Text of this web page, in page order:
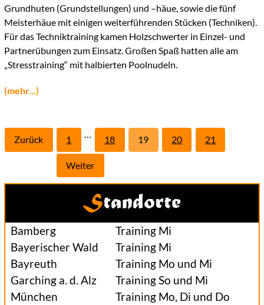
Grundhuten (Grundstellungen) und –häue, sowie die fünf
Meisterhäue mit einigen weiterführenden Stücken (Techniken).
Für das Techniktraining kamen Holzschwerter in Einzel- und
Partnerübungen zum Einsatz. Großen Spaß hatten alle am
„Stresstraining“ mit halbierten Poolnudeln.
(mehr...)
Zurück 1 18 19 20 21
Weiter
Standorte
Bamberg
Training Mi
Bayerischer Wald
Training Mi
Bayreuth
Training Mo und Mi
Garching a. d. Alz
Training So und Mi
München
Training Mo, Di und Do